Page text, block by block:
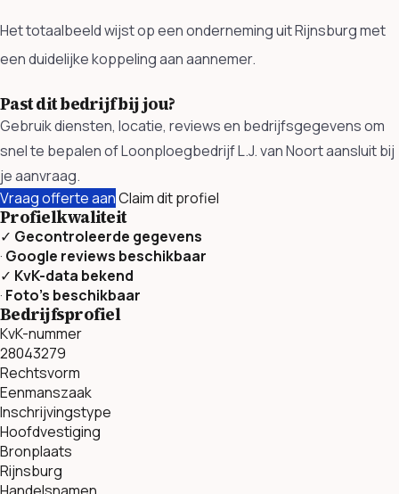
Het totaalbeeld wijst op een onderneming uit Rijnsburg met
een duidelijke koppeling aan aannemer.
Past dit bedrijf bij jou?
Gebruik diensten, locatie, reviews en bedrijfsgegevens om
snel te bepalen of Loonploegbedrijf L.J. van Noort aansluit bij
je aanvraag.
Vraag offerte aanClaim dit profiel
Profielkwaliteit
✓ Gecontroleerde gegevens
· Google reviews beschikbaar
✓ KvK-data bekend
· Foto’s beschikbaar
Bedrijfsprofiel
KvK-nummer
28043279
Rechtsvorm
Eenmanszaak
Inschrijvingstype
Hoofdvestiging
Bronplaats
Rijnsburg
Handelsnamen